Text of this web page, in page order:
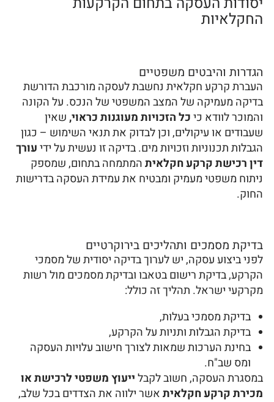
החקלאיות
הגדרות והיבטים משפטיים
העברת קרקע חקלאית נחשבת לעסקה מורכבת הדורשת
בדיקה מעמיקה של המצב המשפטי של הנכס. על הקונה
והמוכר לוודא כיכל הזכויות מעוגנות כראוי,שאין
שעבודים או עיקולים, וכן לבדוק את תנאי השימוש – כגון
הגבלות תכנוניות וזכויות מים. בדיקה זו נעשית על ידיעורך
דין רכישת קרקע חקלאיתהמתמחה בתחום, שמספק
ניתוח משפטי מעמיק ומבטיח את עמידת העסקה בדרישות
החוק.
בדיקת מסמכים ותהליכים בירוקרטיים
לפני ביצוע עסקה, יש לערוך בדיקה יסודית של מסמכי
הקרקע, בדיקת רישום בטאבו ובדיקת מסמכים מול רשות
מקרקעי ישראל. תהליך זה כולל:
בדיקת מסמכי בעלות,
בדיקת הגבלות ותניות על הקרקע,
בחינת הערכות שמאות לצורך חישוב עלויות העסקה
ומס שב"ח.
במסגרת העסקה, חשוב לקבלייעוץ משפטי לרכישת או
מכירת קרקע חקלאיתאשר ילווה את הצדדים בכל שלב,